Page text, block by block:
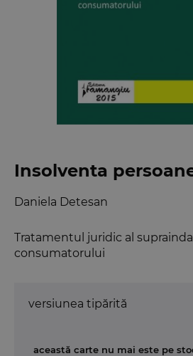
Insolventa
Tratamentul juridic al
consumatorului
Daniela Detesan
versiunea tipărită
această carte nu mai este pe